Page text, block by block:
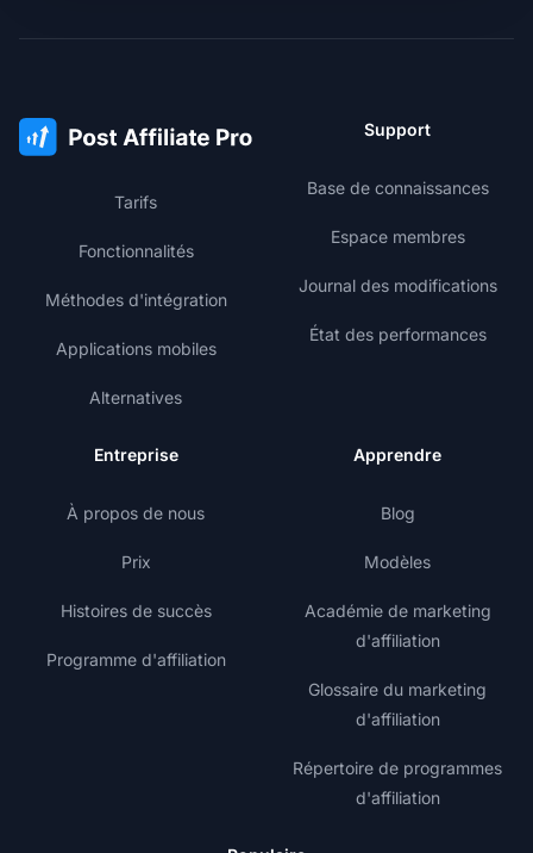
Tarifs
Fonctionnalités
Méthodes d'intégration
Applications mobiles
Alternatives
Support
Base de connaissances
Espace membres
Journal des modifications
État des performances
Entreprise
À propos de nous
Prix
Histoires de succès
Programme d'affiliation
Apprendre
Blog
Modèles
Académie de marketing
d'affiliation
Glossaire du marketing
d'affiliation
Répertoire de programmes
d'affiliation